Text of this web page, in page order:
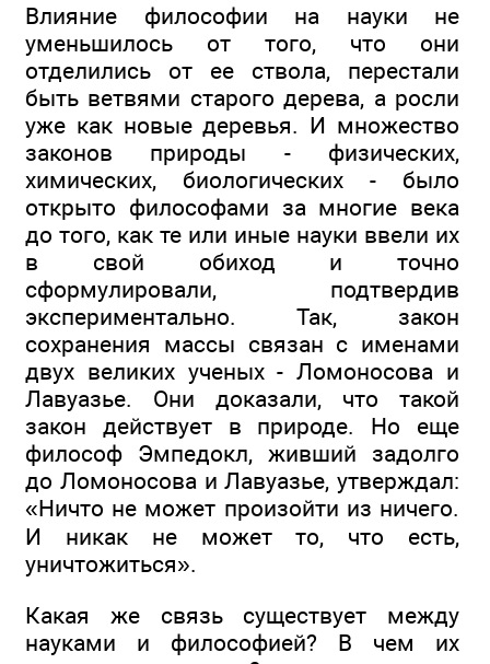
Влияние философии на науки не
уменьшилось от того, что они
отделились от ее ствола, перестали
быть ветвями старого дерева, а росли
уже как новые деревья. И множество
законов природы - физических,
химических, биологических - было
открыто философами за многие века
до того, как те или иные науки ввели их
в свой обиход и точно
сформулировали, подтвердив
экспериментально. Так, закон
сохранения массы связан с именами
двух великих ученых - Ломоносова и
Лавуазье. Они доказали, что такой
закон действует в природе. Но еще
философ Эмпедокл, живший задолго
до Ломоносова и Лавуазье, утверждал:
«Ничто не может произойти из ничего.
И никак не может то, что есть,
уничтожиться».
Какая же связь существует между
науками и философией? В чем их